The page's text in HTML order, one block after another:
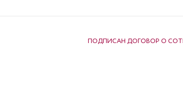
ПОДПИСАН ДОГОВОР О